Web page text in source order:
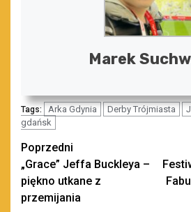
Marek
Tags: Arka Gdynia Derby Trójmiasta
gdańsk
Zobacz
wpisy
Poprzedni
„Grace” Jeffa Buckleya –
piękno utkane z
przemijania